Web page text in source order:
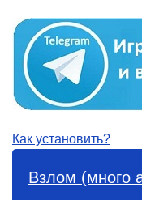
Как установить?
Взлом (много